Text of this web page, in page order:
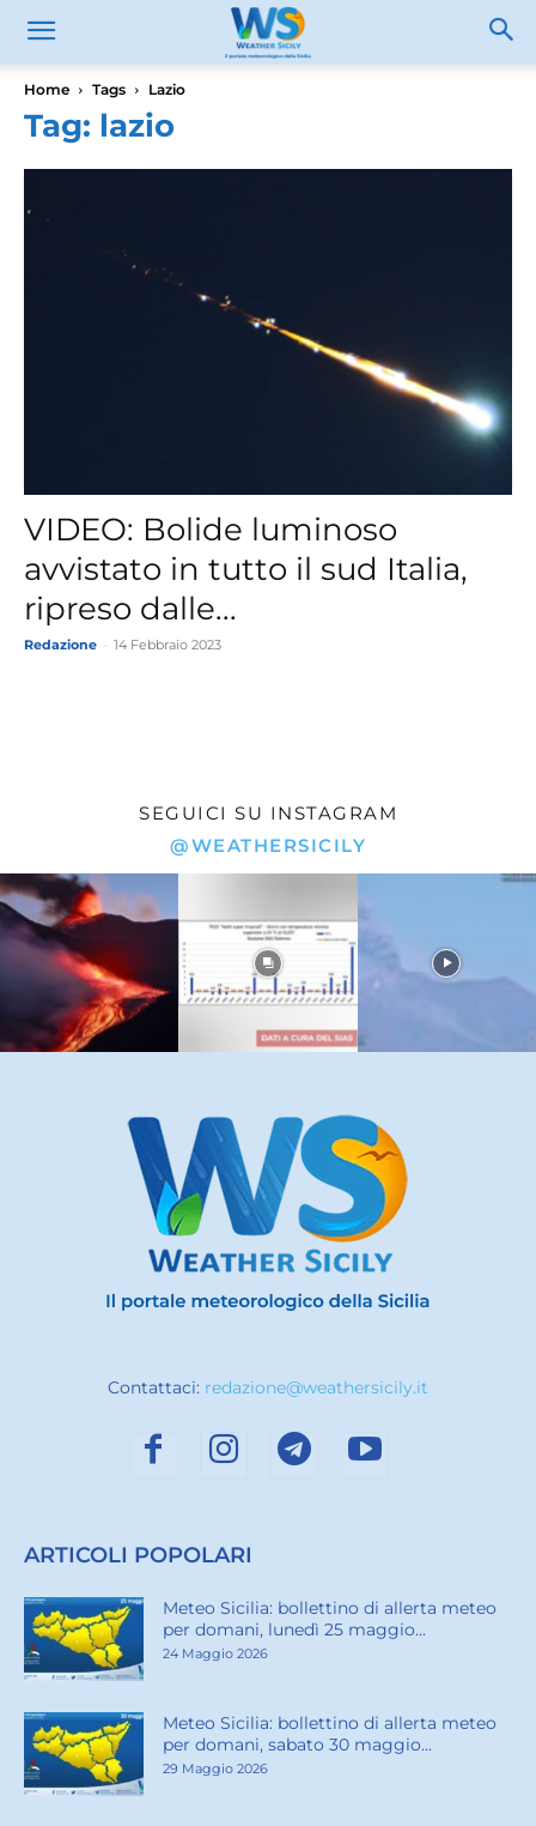
Home Tags Lazio
Tag: lazio
VIDEO: Bolide luminoso
avvistato in tutto il sud Italia,
ripreso dalle...
Redazione 14 Febbraio 2023
SEGUICI SU INSTAGRAM
@WEATHERSICILY
Contattaci: redazione@weathersicily.it
ARTICOLI POPOLARI
Meteo Sicilia: bollettino di allerta meteo
per domani, lunedì 25 maggio...
24 Maggio 2026
Meteo Sicilia: bollettino di allerta meteo
per domani, sabato 30 maggio...
29 Maggio 2026